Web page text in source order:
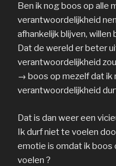
Ben ik nog boos op alle
verantwoordelijkheid
afhankelijk blijven, willen
Dat de wereld er beter
verantwoordelijkheid
→ boos op mezelf dat ik
verantwoordelijkheid
Dat is dan weer een
Ik durf niet te voelen
emotie is omdat ik boos
voelen ?